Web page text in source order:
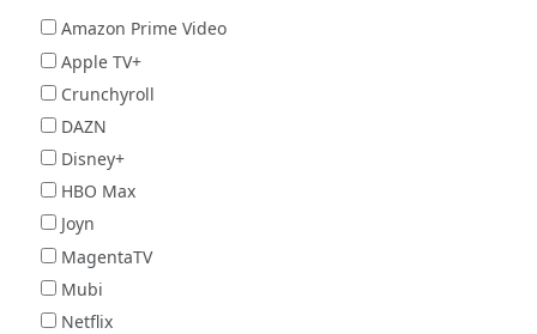
Amazon Prime Video
Apple TV+
Crunchyroll
DAZN
Disney+
HBO Max
Joyn
MagentaTV
Mubi
Netflix